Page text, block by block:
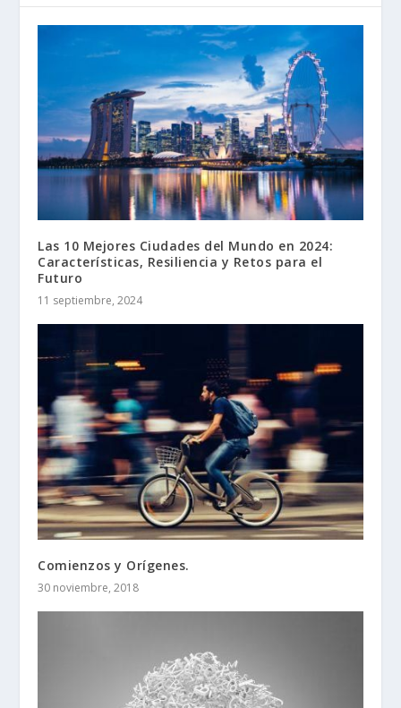
Las 10 Mejores Ciudades del Mundo en 2024:
Características, Resiliencia y Retos para el
Futuro
11 septiembre, 2024
Comienzos y Orígenes.
30 noviembre, 2018